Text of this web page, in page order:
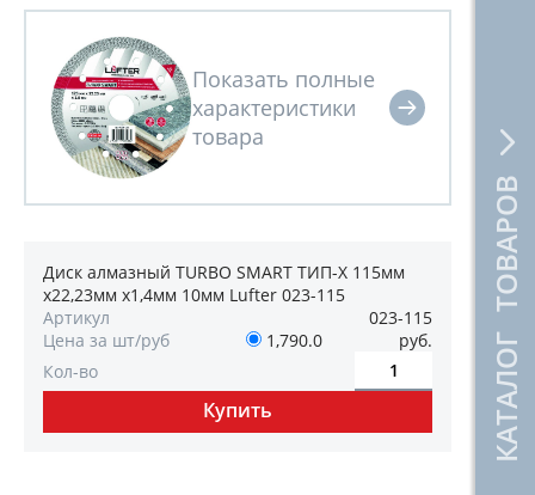
КАТАЛОГ ТОВАРОВ
Диск алмазный TURBO SMART ТИП-Х 115мм
х22,23мм х1,4мм 10мм Lufter 023-115
Артикул
023-115
Цена за шт/руб
1,790.0
руб.
Кол-во